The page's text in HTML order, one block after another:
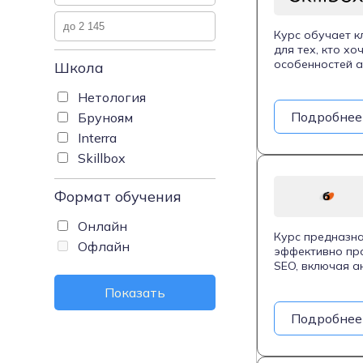
Школа
Нетология
Бруноям
Interra
Skillbox
Формат обучения
Онлайн
Офлайн
Показать
Курс обучает
для тех, кто
особенностей
санкций.
что позволяет
запросы.
навыки,
инструменты,
решений. Эта
Подробнее
Курс
эффективно
SEO, включая
Подробнее